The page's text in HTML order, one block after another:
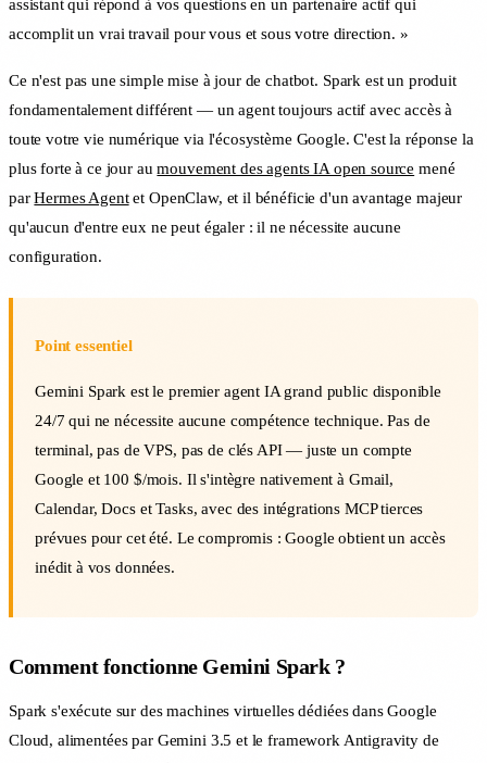
assistant qui répond à vos questions en un partenaire actif qui
accomplit un vrai travail pour vous et sous votre direction. »
Ce n'est pas une simple mise à jour de chatbot. Spark est un produit
fondamentalement différent — un agent toujours actif avec accès à
toute votre vie numérique via l'écosystème Google. C'est la réponse la
plus forte à ce jour aumouvement des agents IA open source mené
parHermes Agentet OpenClaw, et il bénéficie d'un avantage majeur
qu'aucun d'entre eux ne peut égaler : il ne nécessite aucune
configuration.
Point essentiel
Gemini Spark est le premier agent IA grand public disponible
24/7 qui ne nécessite aucune compétence technique. Pas de
terminal, pas de VPS, pas de clés API — juste un compte
Google et 100 $/mois. Il s'intègre nativement à Gmail,
Calendar, Docs et Tasks, avec des intégrations MCP tierces
prévues pour cet été. Le compromis : Google obtient un accès
inédit à vos données.
Comment fonctionne Gemini Spark ?
Spark s'exécute sur des machines virtuelles dédiées dans Google
Cloud, alimentées par Gemini 3.5 et le framework Antigravity de